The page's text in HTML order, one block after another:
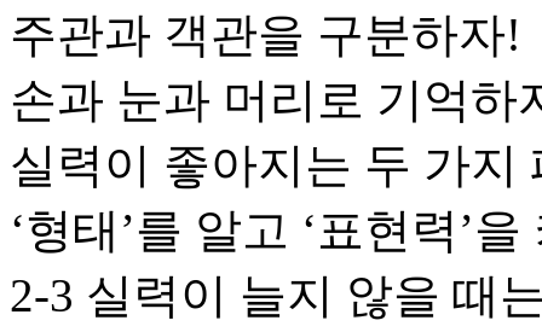
주관과 객관을 구분하자!
손과 눈과 머리로 기억하
실력이 좋아지는 두 가지
‘형태’를 알고 ‘표현력’
2-3 실력이 늘지 않을 때